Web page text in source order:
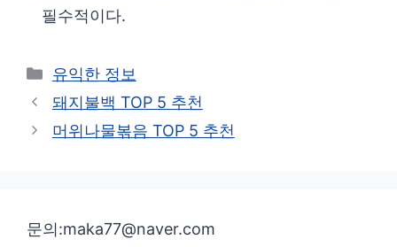
필수적이다.
카
테
리
유익한 정보
돼지불백 TOP 5 추천
머위나물볶음 TOP 5 추천
문의:maka77@naver.com